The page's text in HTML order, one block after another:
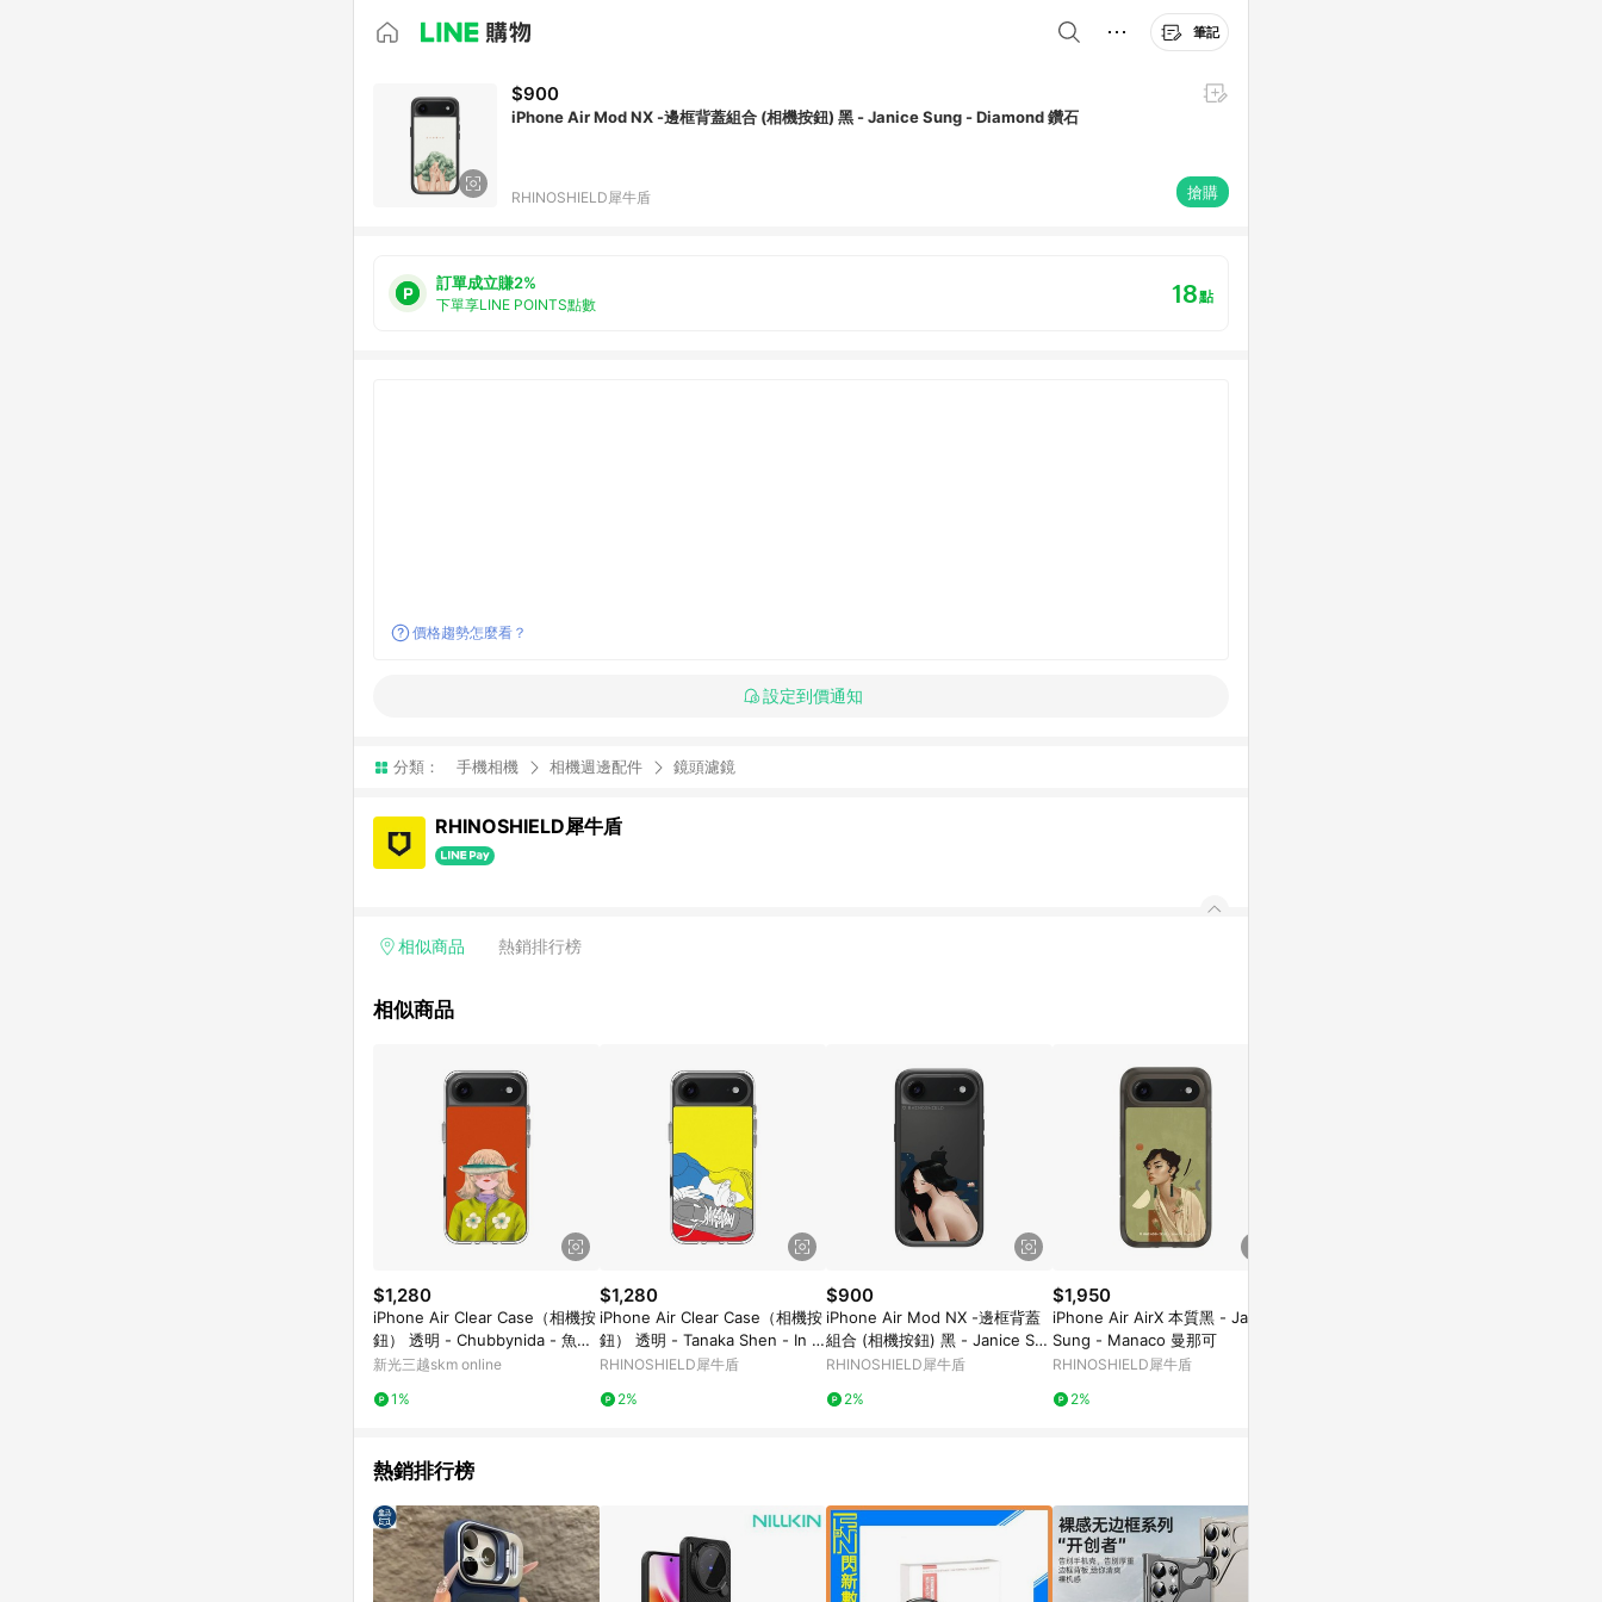
筆記
$900
iPhone Air Mod NX -邊框背蓋組合 (相機按鈕) 黑 - Janice Sung - Diamond 鑽石
RHINOSHIELD犀牛盾 搶購
訂單成立賺2%
下單享LINE POINTS點數 18點
價格趨勢怎麼看？
設定到價通知
分類： 手機相機 相機週邊配件 鏡頭濾鏡
RHINOSHIELD犀牛盾
相似商品 熱銷排行榜
相似商品
$1,280
iPhone Air Clear Case（相機按
鈕） 透明 - Chubbynida - 魚眼
少女
新光三越skm online
1%
$1,280
iPhone Air Clear Case（相機按
鈕） 透明 - Tanaka Shen - In L
ove
RHINOSHIELD犀牛盾
2%
$900
iPhone Air Mod NX -邊框背蓋
組合 (相機按鈕) 黑 - Janice Su
ng - 天后
RHINOSHIELD犀牛盾
2%
$1,950
iPhone Air AirX 本質黑 - Janice
Sung - Manaco 曼那可
RHINOSHIELD犀牛盾
2%
熱銷排行榜